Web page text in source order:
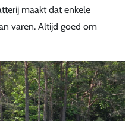
maakt dat enkele
varen. Altijd goed om